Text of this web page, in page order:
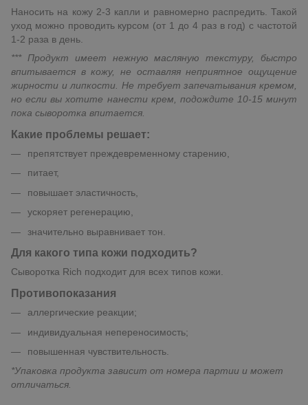
Наносить на кожу 2-3 капли и равномерно распредить. Такой
уход можно проводить курсом (от 1 до 4 раз в год) с частотой
1-2 раза в день.
*** Продукт имеет нежную масляную текстуру, быстро
впитывается в кожу, не оставляя неприятное ощущение
жирности и липкости. Не требует запечатывания кремом,
но если вы хотите нанести крем, подождите 10-15 минут
пока сыворотка впитается.
Какие проблемы решает:
препятствует преждевременному старению,
питает,
повышает эластичность,
ускоряет регенерацию,
значительно выравнивает тон.
Для какого типа кожи подходить?
Сыворотка Rich подходит для всех типов кожи.
Противопоказания
аллергические реакции;
индивидуальная непереносимость;
повышенная чувствительность.
*Упаковка продукта зависит от номера партии и может
отличаться.